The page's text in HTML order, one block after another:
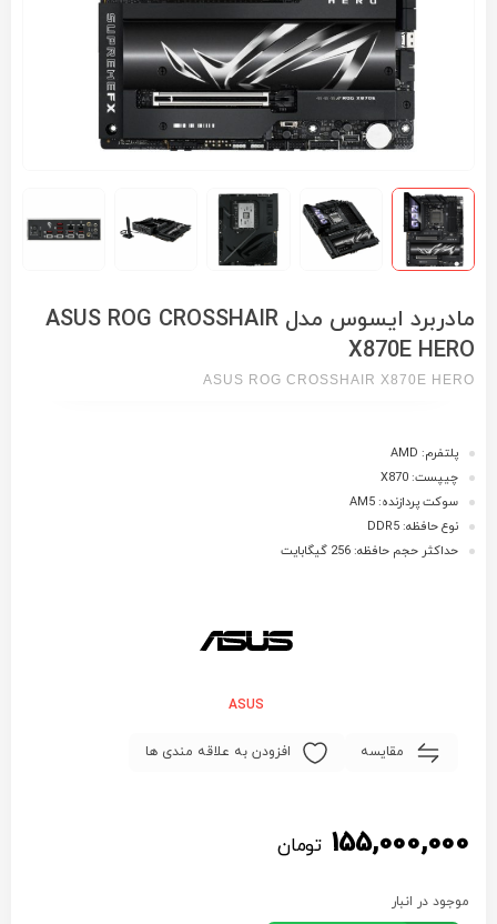
مادربرد ایسوس مدل ASUS ROG CROSSHAIR
X870E HERO
ASUS ROG CROSSHAIR X870E HERO
پلتفرم: AMD
چیپست: X870
سوکت پردازنده: AM5
نوع حافظه: DDR5
حداکثر حجم حافظه: 256 گیگابایت
ASUS
مقایسه افزودن به علاقه مندی ها
155,000,000 تومان
موجود در انبار